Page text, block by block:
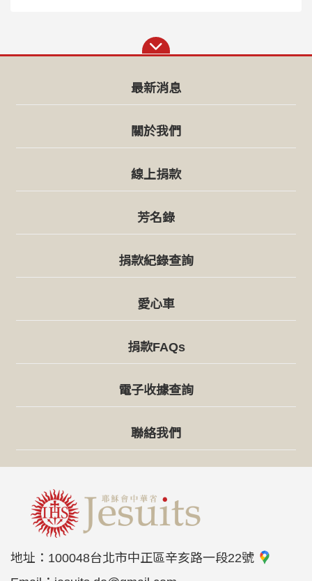
最新消息
關於我們
線上捐款
芳名錄
捐款紀錄查詢
愛心車
捐款FAQs
電子收據查詢
聯絡我們
地址： 100048台北市中正區辛亥路一段22號